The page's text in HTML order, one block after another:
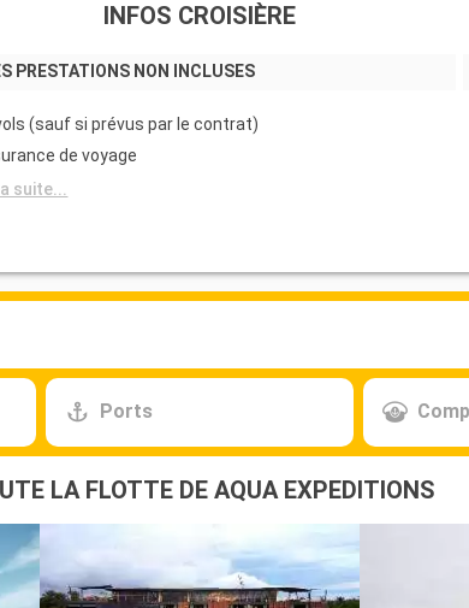
INFOS CROISIÈRE
PRESTATIONS NON INCLUSES
(sauf si prévus par le contrat)
de voyage
suite...
Ports
LA FLOTTE DE AQUA EXPEDITIONS